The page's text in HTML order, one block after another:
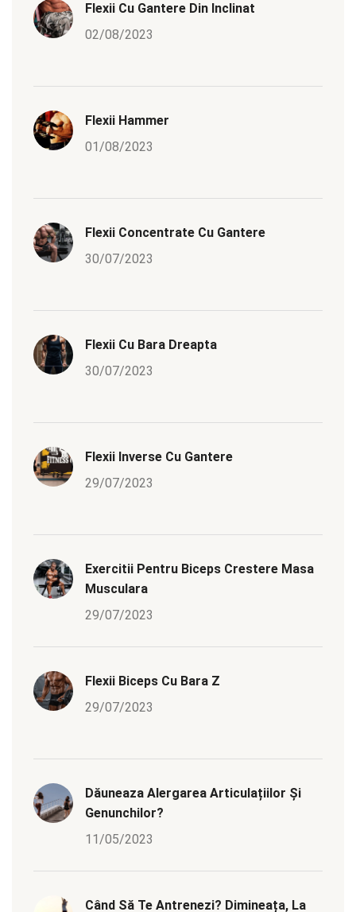
Flexii Cu Gantere Din Inclinat
02/08/2023
Flexii Hammer
01/08/2023
Flexii Concentrate Cu Gantere
30/07/2023
Flexii Cu Bara Dreapta
30/07/2023
Flexii Inverse Cu Gantere
29/07/2023
Exercitii Pentru Biceps Crestere Masa
Musculara
29/07/2023
Flexii Biceps Cu Bara Z
29/07/2023
Dăuneaza Alergarea Articulațiilor Și
Genunchilor?
11/05/2023
Când Să Te Antrenezi? Dimineața, La